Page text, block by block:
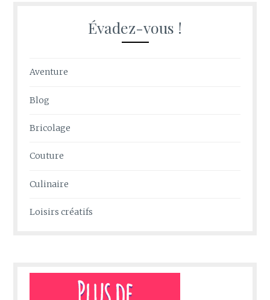
Évadez-vous !
Aventure
Blog
Bricolage
Couture
Culinaire
Loisirs créatifs